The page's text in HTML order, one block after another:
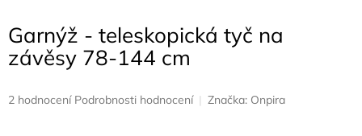
Garnýž - teleskopická tyč na
závěsy 78-144 cm
Průměrné
2 hodnocení Podrobnosti hodnocení Značka: Onpira